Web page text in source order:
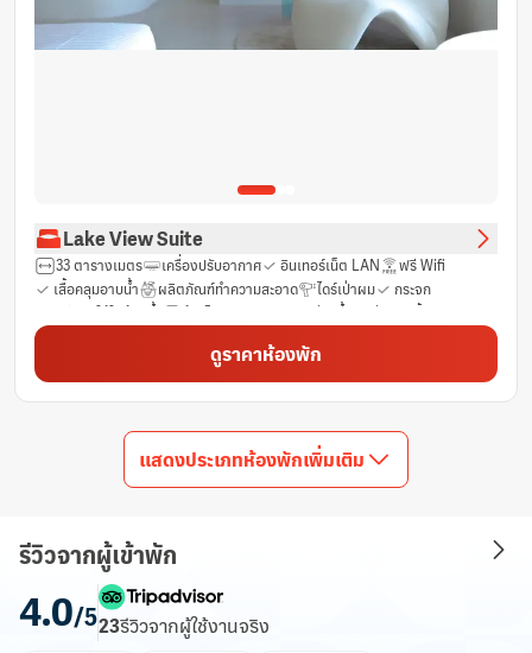
Lake View Suite
33 ตารางเมตร เครื่องปรับอากาศ อินเทอร์เน็ต LAN
ฟรี Wifi
เสื้อคลุมอาบน้ำ
ผลิตภัณฑ์ทำความสะอาด ไดร์เป่าผม
กระจก
ฟรีของใช้ในห้องน้ำ
ผ้าเช็ดตัว บริการสระว่ายน้ำ
ช่องเคเบิ้ล
น้ำดื่มบรรจุขวด (ฟรี) มินิบาร์ ตู้เย็น
ห้องพักชั้นสูง
โซฟา ห้องพักชั้นบนสุด ถังขยะ
ตู้เสื้อผ้า
ราวแขวนเสื้อ
เข้าถึงได้โดยบันได
เครื่องปรับอากาศส่วนตัว
บริการด้านความปลอดภัย
ห้องปลอดบุหรี่ ระเบียง
กาน้ำร้อนไฟฟ้า
ห้องน้ำส่วนตัว
ห้องอาบน้ำฝักบัวและอ่างอาบน้ำแยกกัน
ดูราคาห้องพัก
แสดงประเภทห้องพักเพิ่มเติม
รีวิวจากผู้เข้าพัก
4.0/523รีวิวจากผู้ใช้งานจริง